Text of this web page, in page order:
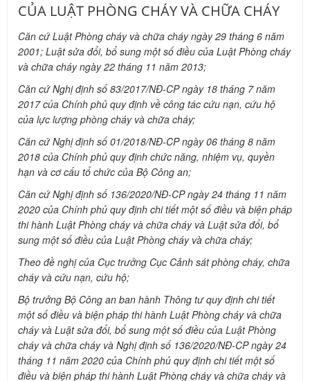
CỦA LUẬT PHÒNG CHÁY VÀ CHỮA CHÁY
Căn cứ Luật Phòng cháy và chữa cháy ngày 29 tháng 6 năm
2001; Luật sửa đổi, bổ sung một số điều của Luật Phòng cháy
và chữa cháy ngày 22 tháng 11 năm 2013;
Căn cứ Nghị định số 83/2017/NĐ-CP ngày 18 tháng 7 năm
2017 của Chính phủ quy định về công tác cứu nạn, cứu hộ
của lực lượng phòng cháy và chữa cháy;
Căn cứ Nghị định số 01/2018/NĐ-CP ngày 06 tháng 8 năm
2018 của Chính phủ quy định chức năng, nhiệm vụ, quyền
hạn và cơ cấu tổ chức của Bộ Công an;
Căn cứ Nghị định số 136/2020/NĐ-CP ngày 24 tháng 11 năm
2020 của Chính phủ quy định chi tiết một số điều và biện pháp
thi hành Luật Phòng cháy và chữa cháy và Luật sửa đổi, bổ
sung một số điều của Luật Phòng cháy và chữa cháy;
Theo đề nghị của Cục trưởng Cục Cảnh sát phòng cháy, chữa
cháy và cứu nạn, cứu hộ;
Bộ trưởng Bộ Công an ban hành Thông tư quy định chi tiết
một số điều và biện pháp thi hành Luật Phòng cháy và chữa
cháy và Luật sửa đổi, bổ sung một số điều của Luật Phòng
cháy và chữa cháy và Nghị định số 136/2020/NĐ-CP ngày 24
tháng 11 năm 2020 của Chính phủ quy định chi tiết một số
điều và biện pháp thi hành Luật Phòng cháy và chữa cháy và